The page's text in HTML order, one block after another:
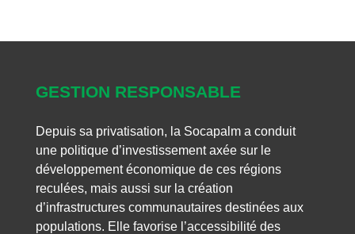
GESTION RESPONSABLE
Depuis sa privatisation, la Socapalm a conduit
une politique d’investissement axée sur le
développement économique de ces régions
reculées, mais aussi sur la création
d’infrastructures communautaires destinées aux
populations. Elle favorise l’accessibilité des